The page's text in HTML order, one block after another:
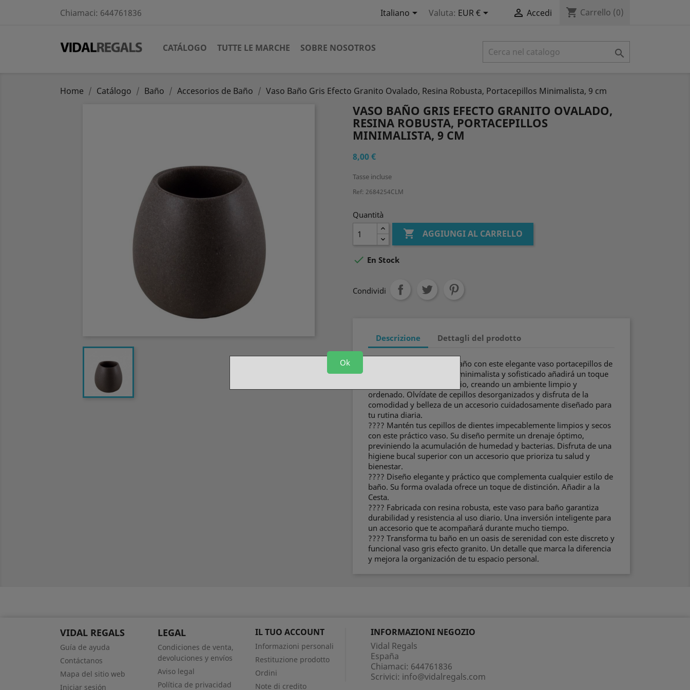
Chiamaci: 644761836 Italiano Valuta: EUR €  Accedi shopping_cart Carrello (0)
CATÁLOGO TUTTE LE MARCHE SOBRE NOSOTROS 
Home Catálogo Baño Accesorios de Baño Vaso Baño Gris Efecto Granito Ovalado, Resina Robusta, Portacepillos Minimalista, 9 cm
VASO BAÑO GRIS EFECTO GRANITO OVALADO,
RESINA ROBUSTA, PORTACEPILLOS
MINIMALISTA, 9 CM
8,00 €
Tasse incluse
Ref: 2684254CLM
Quantità
 AGGIUNGI AL CARRELLO
 En Stock
Condividi
Descrizione Dettagli del prodotto
✨ Eleva la estética de tu baño con este elegante vaso portacepillos de
diseño ovalado. Su estilo minimalista y sofisticado añadirá un toque
de modernidad a tu espacio, creando un ambiente limpio y
ordenado. Olvídate de cepillos desorganizados y disfruta de la
comodidad y belleza de un accesorio cuidadosamente diseñado para
tu rutina diaria.
???? Mantén tus cepillos de dientes impecablemente limpios y secos
con este práctico vaso. Su diseño permite un drenaje óptimo,
previniendo la acumulación de humedad y bacterias. Disfruta de una
higiene bucal superior con un accesorio que prioriza tu salud y
bienestar.
???? Diseño elegante y práctico que complementa cualquier estilo de
baño. Su forma ovalada ofrece un toque de distinción. Añadir a la
Cesta.
???? Fabricada con resina robusta, este vaso para baño garantiza
durabilidad y resistencia al uso diario. Una inversión inteligente para
un accesorio que te acompañará durante mucho tiempo.
???? Transforma tu baño en un oasis de serenidad con este discreto y
funcional vaso gris efecto granito. Un detalle que marca la diferencia
y mejora la organización de tu espacio personal.
Ok
VIDAL REGALS
Guía de ayuda
Contáctanos
Mapa del sitio web
Iniciar sesión
LEGAL
Condiciones de venta,
devoluciones y envíos
Aviso legal
Política de privacidad
IL TUO ACCOUNT
Informazioni personali
Restituzione prodotto
Ordini
Note di credito
INFORMAZIONI NEGOZIO
Vidal Regals
España
Chiamaci: 644761836
Scrivici: info@vidalregals.com